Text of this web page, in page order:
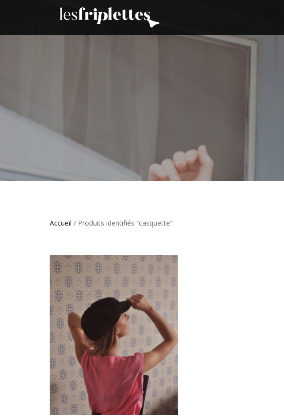
Accueil / Produits identifiés “casquette”